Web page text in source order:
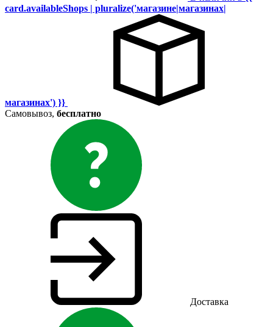
card.availableShops | pluralize('магазине|магазинах|
магазинах') }}
Самовывоз, бесплатно
Доставка